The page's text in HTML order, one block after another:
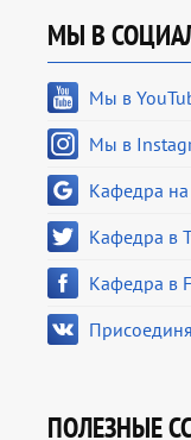
МЫ В
Мы в
Мы в
Кафедра
Кафедра в
Кафедра в
ПОЛЕЗНЫЕ